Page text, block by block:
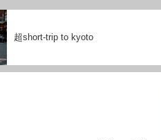
超short-trip to kyoto